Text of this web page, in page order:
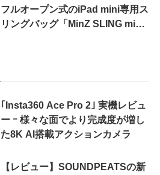
フルオープン式のiPad mini専用ス
リングバッグ「MinZ SLING mini
｢Insta360 Ace Pro 2｣ 実機レビュ
ー ｰ 様々な面でより完成度が増し
た8K AI搭載アクションカメラ
【レビュー】SOUNDPEATSの新